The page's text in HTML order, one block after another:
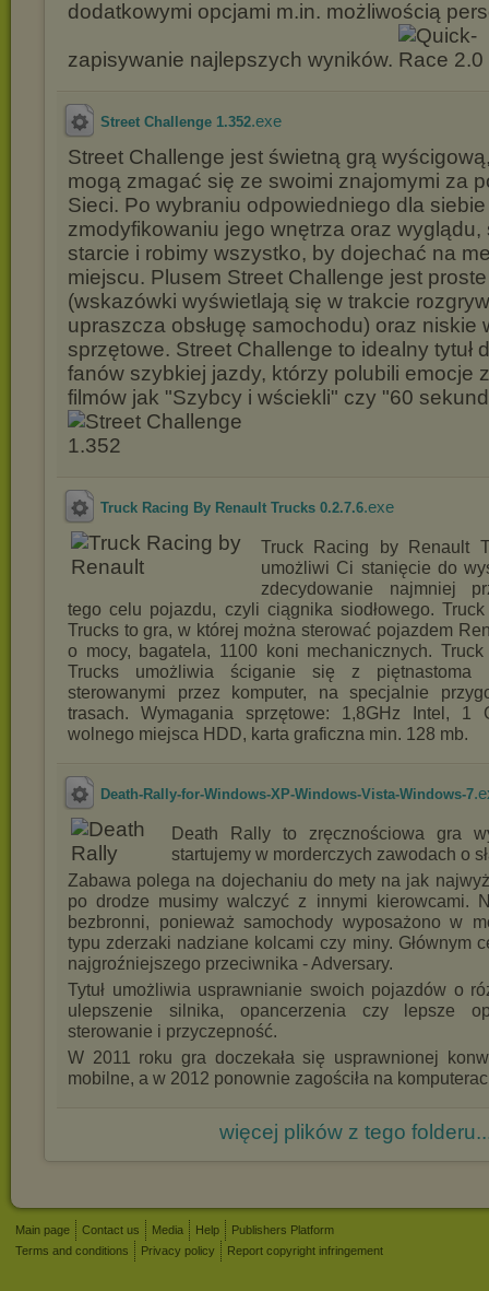
dodatkowymi opcjami m.in. możliwością
zapisywanie najlepszych wyników.
Street Challenge 1.352.exe
Street Challenge jest świetną grą
mogą zmagać się ze swoimi znajomymi za
Sieci. Po wybraniu odpowiedniego dla
zmodyfikowaniu jego wnętrza oraz wyglądu,
starcie i robimy wszystko, by dojechać na
miejscu. Plusem Street Challenge jest
(wskazówki wyświetlają się w trakcie
upraszcza obsługę samochodu) oraz niskie
sprzętowe. Street Challenge to idealny tytuł
fanów szybkiej jazdy, którzy polubili emocje
filmów jak "Szybcy i wściekli" czy "60
Truck Racing By Renault Trucks 0.2.7.6.exe
Truck Racing by Renault
umożliwi Ci stanięcie do
zdecydowanie najmniej
tego celu pojazdu, czyli ciągnika siodłowego.
Trucks to gra, w której można sterować pojazdem
o mocy, bagatela, 1100 koni mechanicznych.
Trucks umożliwia ściganie się z piętnastoma
sterowanymi przez komputer, na specjalnie
trasach. Wymagania sprzętowe: 1,8GHz Intel,
wolnego miejsca HDD, karta graficzna min. 128 mb.
Death-Rally-for-Windows-XP-Windows-Vista-Windows-7
Death Rally to zręcznościowa gra
startujemy w morderczych zawodach o
Zabawa polega na dojechaniu do mety na jak
po drodze musimy walczyć z innymi kierowcami.
bezbronni, ponieważ samochody wyposażono w
typu zderzaki nadziane kolcami czy miny. Głównym
najgroźniejszego przeciwnika - Adversary.
Tytuł umożliwia usprawnianie swoich pojazdów o
ulepszenie silnika, opancerzenia czy lepsze
sterowanie i przyczepność.
W 2011 roku gra doczekała się usprawnionej
mobilne, a w 2012 ponownie zagościła na
więcej plików z tego
Main page Contact us Media Help
Publishers Platform
Terms and conditions
Privacy policy Report copyright infringement